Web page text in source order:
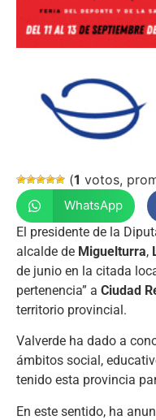
(1 votos,
WhatsApp
El presidente de la
alcalde de Miguelturra,
de junio en la citada
pertenencia” a Ciudad
territorio provincial.
Valverde ha dado a
ámbitos social,
tenido esta provincia
En este sentido, ha